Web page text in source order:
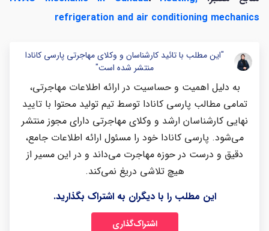
refrigeration and air conditioning mechanics
"این مطلب با تائید کارشناسان و وکلای مهاجرتی پارسی کانادا
منتشر شده است"
به دلیل اهمیت و حساسیت در ارائه اطلاعات مهاجرتی،
تمامی مطالب پارسی کانادا توسط تیم تولید محتوا با تایید
نهایی کارشناسان ارشد و وکلای مهاجرتی دارای مجوز منتشر
می‌شود. پارسی کانادا خود را مسئول ارائه اطلاعات جامع،
دقیق و درست در حوزه مهاجرت می‌داند و در این مسیر از
هیچ تلاشی دریغ نمی‌کند.
این مطلب را با دیگران به اشتراک بگذارید.
اشتراک‌گذاری